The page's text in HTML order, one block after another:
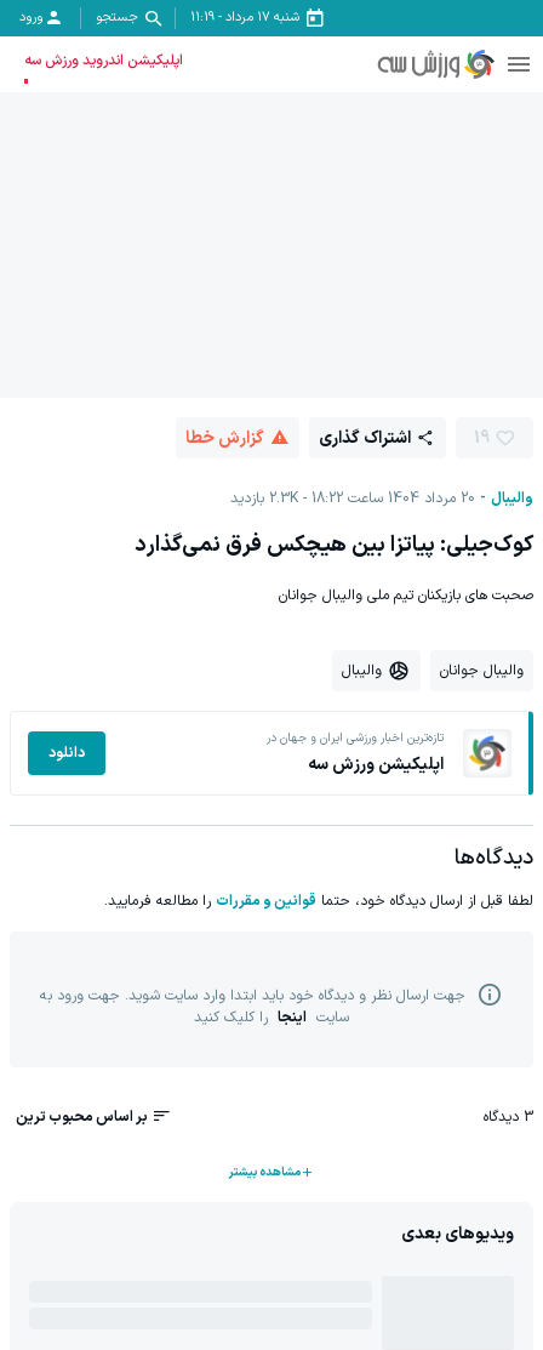
شنبه ۱۷ مرداد -
11:19 جستجو ورود
اپلیکیشن اندروید ورزش سه
والیبال 20 مرداد 1404 ساعت 18:22 2.3K بازدید
19 اشتراک گذاری گزارش خطا
کوک‌جیلی: پیاتزا بین هیچکس فرق نمی‌گذارد
صحبت های بازیکنان تیم ملی والیبال جوانان
والیبال جوانان والیبال
تازه‌ترین اخبار ورزشی ایران و جهان در
اپلیکیشن ورزش سه دانلود
دیدگاه‌ها
لطفا قبل از ارسال دیدگاه خود، حتما قوانین و مقررات را مطالعه فرمایید.
جهت ارسال نظر و دیدگاه خود باید ابتدا وارد سایت شوید. جهت ورود به
سایت اینجا را کلیک کنید
3 دیدگاه بر اساس محبوب ترین
مشاهده بیشتر
ویدیوهای بعدی